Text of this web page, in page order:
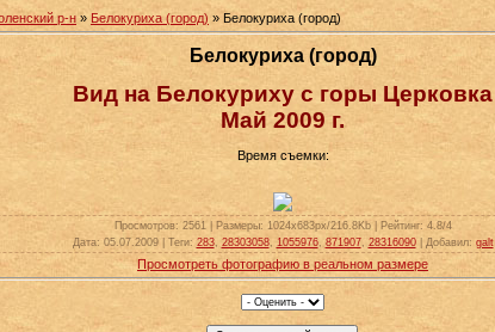
р-н» Белокуриха (город) » Белокуриха (город)
Белокуриха (город)
Вид на Белокуриху с горы Церковка
Май 2009 г.
Время съемки:
Просмотров: 2561 | Размеры: 1024x683px/216.8Kb | Рейтинг: 4.8/4
Дата: 05.07.2009 | Теги: 283, 28303058, 1055976, 871907, 28316090| Добавил: galt
Просмотреть фотографию в реальном размере